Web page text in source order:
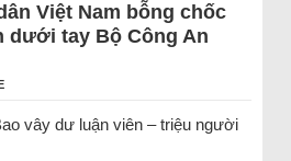
Việt Nam bỗng chốc
dưới tay Bộ Công An
vây dư luận viên – triệu người